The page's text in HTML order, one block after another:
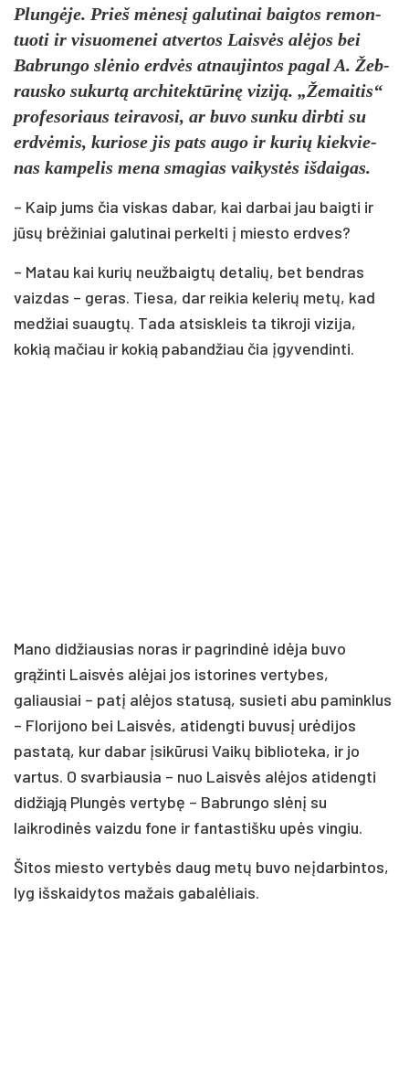
Plungė­je. Prieš mėnesį ga­lu­ti­nai baig­tos re­mon­
tuo­ti ir vi­suo­me­nei at­ver­tos Laisvės alė­jos bei
Bab­run­go slėnio erdvės at­nau­jin­tos pa­gal A. Žeb­
raus­ko su­kurtą ar­chi­tektū­rinę vi­ziją. „Že­mai­tis“
pro­fe­so­riaus tei­ra­vo­si, ar bu­vo sun­ku dirb­ti su
erdvė­mis, ku­rio­se jis pa­ts au­go ir ku­rių kiek­vie­
nas kam­pe­lis me­na sma­gias vai­kystės iš­dai­gas.
– Kaip jums čia viskas dabar, kai darbai jau baigti ir
jūsų brėžiniai galutinai perkelti į miesto erdves?
– Matau kai kurių neužbaigtų detalių, bet bendras
vaizdas – geras. Tiesa, dar reikia kelerių metų, kad
medžiai suaugtų. Tada atsiskleis ta tikroji vizija,
kokią mačiau ir kokią pabandžiau čia įgyvendinti.
Mano didžiausias noras ir pagrindinė idėja buvo
grąžinti Laisvės alėjai jos istorines vertybes,
galiausiai – patį alėjos statusą, susieti abu paminklus
– Florijono bei Laisvės, atidengti buvusį urėdijos
pastatą, kur dabar įsikūrusi Vaikų biblioteka, ir jo
vartus. O svarbiausia – nuo Laisvės alėjos atidengti
didžiąją Plungės vertybę – Babrungo slėnį su
laikrodinės vaizdu fone ir fantastišku upės vingiu.
Šitos miesto vertybės daug metų buvo neįdarbintos,
lyg išskaidytos mažais gabalėliais.